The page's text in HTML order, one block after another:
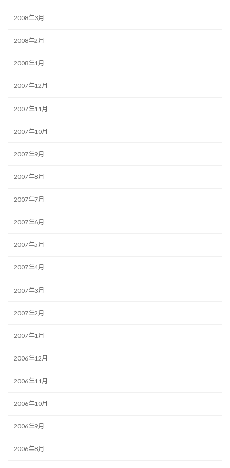
2008年3月
2008年2月
2008年1月
2007年12月
2007年11月
2007年10月
2007年9月
2007年8月
2007年7月
2007年6月
2007年5月
2007年4月
2007年3月
2007年2月
2007年1月
2006年12月
2006年11月
2006年10月
2006年9月
2006年8月